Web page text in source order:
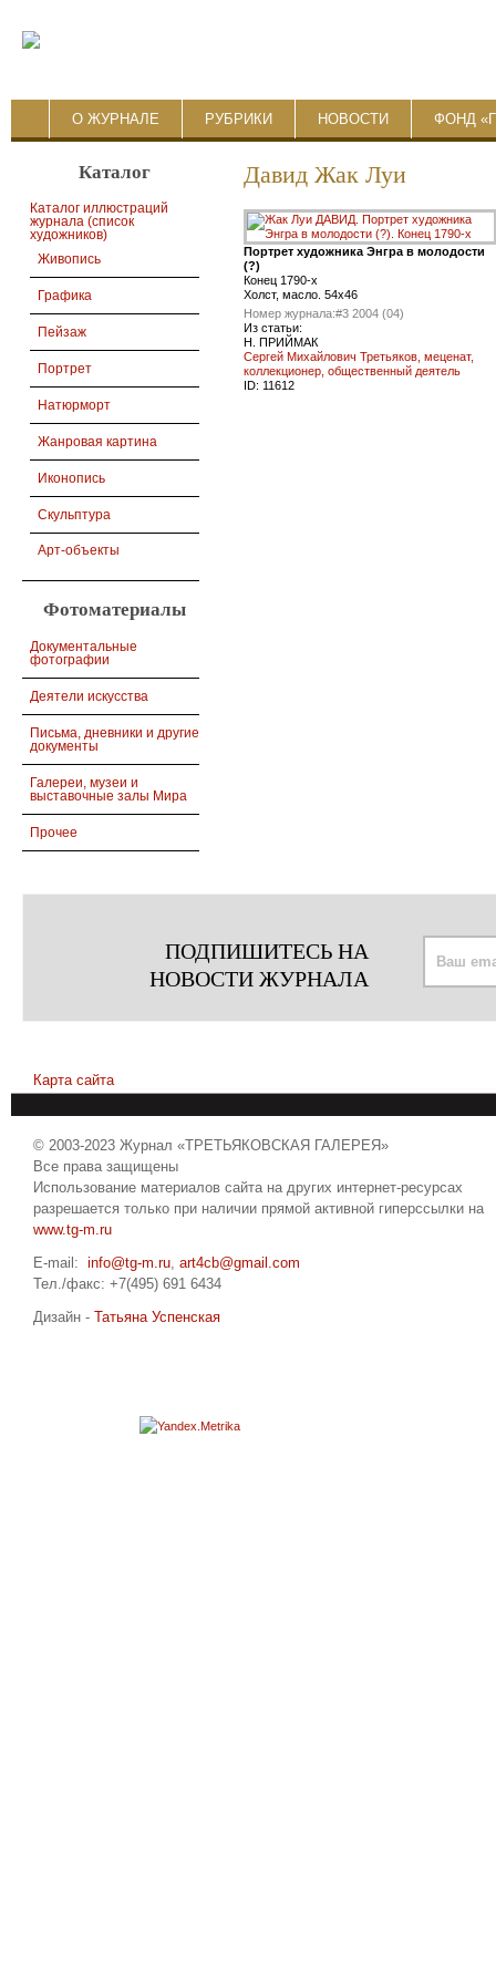
О ЖУРНАЛЕ РУБРИКИ НОВОСТИ ФОНД
Каталог
Каталог иллюстраций
журнала (список
художников)
Живопись
Графика
Пейзаж
Портрет
Натюрморт
Жанровая картина
Иконопись
Скульптура
Арт-объекты
Фотоматериалы
Документальные
фотографии
Деятели искусства
Письма, дневники и другие
документы
Галереи, музеи и
выставочные залы Мира
Прочее
Давид Жак Луи
Портрет художника Энгра в молодости
(?)
Конец 1790-х
Холст, масло. 54х46
Номер журнала:#3 2004 (04)
Из статьи:
Н. ПРИЙМАК
Сергей Михайлович Третьяков, меценат,
коллекционер, общественный деятель
ID: 11612
ПОДПИШИТЕСЬ НА
НОВОСТИ ЖУРНАЛА
Карта сайта
© 2003-2023 Журнал «ТРЕТЬЯКОВСКАЯ ГАЛЕРЕЯ»
Все права защищены
Использование материалов сайта на других интернет-ресурсах
разрешается только при наличии прямой активной гиперссылки на
www.tg-m.ru
E-mail: info@tg-m.ru, art4cb@gmail.com
Тел./факс: +7(495) 691 6434
Дизайн - Татьяна Успенская